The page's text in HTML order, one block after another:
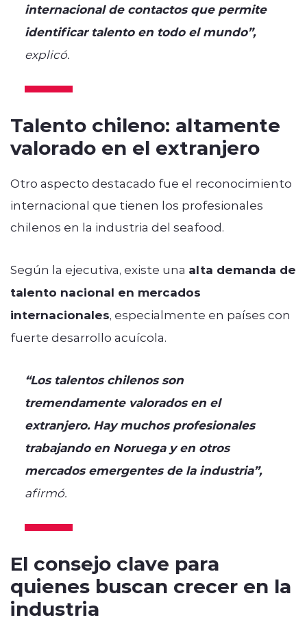
internacional de contactos que permite
identificar talento en todo el mundo”,
explicó.
Talento chileno: altamente
valorado en el extranjero
Otro aspecto destacado fue el reconocimiento
internacional que tienen los profesionales
chilenos en la industria del seafood.
Según la ejecutiva, existe una alta demanda de
talento nacional en mercados
internacionales, especialmente en países con
fuerte desarrollo acuícola.
“Los talentos chilenos son
tremendamente valorados en el
extranjero. Hay muchos profesionales
trabajando en Noruega y en otros
mercados emergentes de la industria”,
afirmó.
El consejo clave para
quienes buscan crecer en la
industria